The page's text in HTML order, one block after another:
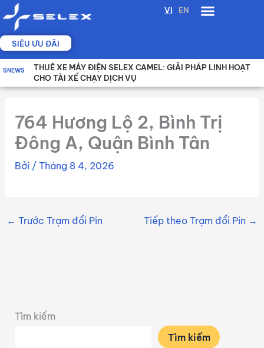
Nhảy
nội
dung
VI EN
SIÊU ƯU ĐÃI
SNEWS
THUÊ XE MÁY ĐIỆN SELEX CAMEL: GIẢI PHÁP LINH HOẠT
CHO TÀI XẾ CHẠY DỊCH VỤ
So sánh 2 gói thuê xe máy điện ưu đãi nhất của Selex
BẢNG GIÁ BÁN XE, DỊCH VỤ PIN VÀ DỊCH VỤ XE
764 Hương Lộ 2, Bình Trị
Đông A, Quận Bình Tân
Bởi /Tháng 8 4, 2026
← Trước Trạm đổi Pin Tiếp theo Trạm đổi Pin →
Tìm kiếm
Tìm kiếm